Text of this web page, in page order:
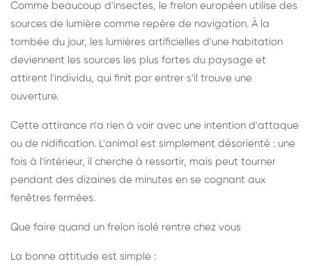
Comme beaucoup d'insectes, le frelon européen utilise des
sources de lumière comme repère de navigation. À la
tombée du jour, les lumières artificielles d'une habitation
deviennent les sources les plus fortes du paysage et
attirent l'individu, qui finit par entrer s'il trouve une
ouverture.
Cette attirance n'a rien à voir avec une intention d'attaque
ou de nidification. L'animal est simplement désorienté : une
fois à l'intérieur, il cherche à ressortir, mais peut tourner
pendant des dizaines de minutes en se cognant aux
fenêtres fermées.
Que faire quand un frelon isolé rentre chez vous
La bonne attitude est simple :